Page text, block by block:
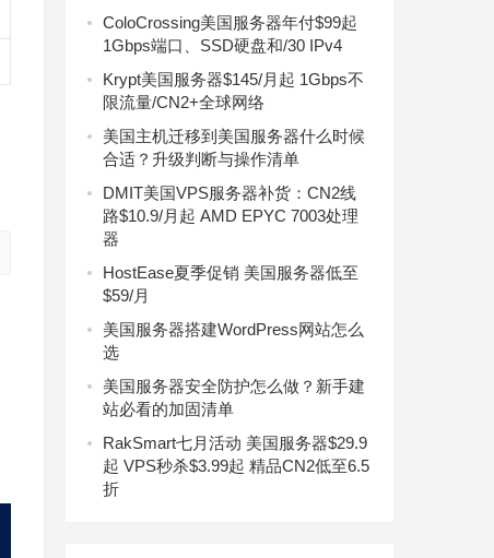
ColoCrossing美国服务器年付$99起
1Gbps端口、SSD硬盘和/30 IPv4
Krypt美国服务器$145/月起 1Gbps不
限流量/CN2+全球网络
美国主机迁移到美国服务器什么时候
合适？升级判断与操作清单
DMIT美国VPS服务器补货：CN2线
路$10.9/月起 AMD EPYC 7003处理
器
HostEase夏季促销 美国服务器低至
$59/月
美国服务器搭建WordPress网站怎么
选
美国服务器安全防护怎么做？新手建
站必看的加固清单
RakSmart七月活动 美国服务器$29.9
起 VPS秒杀$3.99起 精品CN2低至6.5
折